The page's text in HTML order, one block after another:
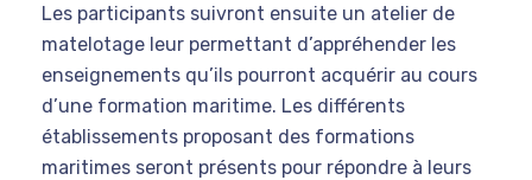
Les participants suivront ensuite un atelier de
matelotage leur permettant d’appréhender les
enseignements qu’ils pourront acquérir au cours
d’une formation maritime. Les différents
établissements proposant des formations
maritimes seront présents pour répondre à leurs